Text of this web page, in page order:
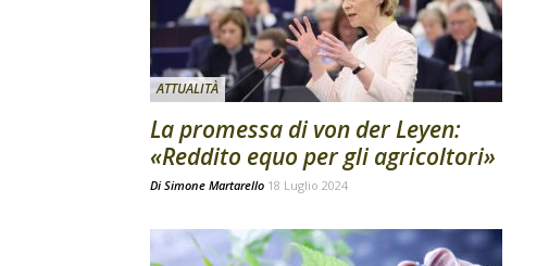
ATTUALITÀ
La promessa di von der Leyen:
«Reddito equo per gli agricoltori»
Di Simone Martarello 18 Luglio 2024